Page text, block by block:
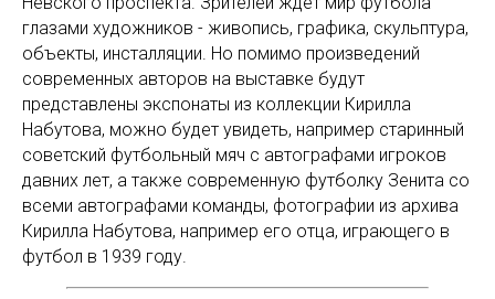
глазами художников - живопись, графика, скульптура,
объекты, инсталляции. Но помимо произведений
современных авторов на выставке будут
представлены экспонаты из коллекции Кирилла
Набутова, можно будет увидеть, например старинный
советский футбольный мяч с автографами игроков
давних лет, а также современную футболку Зенита со
всеми автографами команды, фотографии из архива
Кирилла Набутова, например его отца, играющего в
футбол в 1939 году.